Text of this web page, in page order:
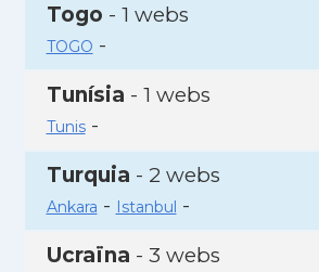
Togo - 1 webs
TOGO -
Tunísia - 1 webs
Tunis-
Turquia - 2 webs
Ankara - Istanbul -
Ucraïna - 3 webs